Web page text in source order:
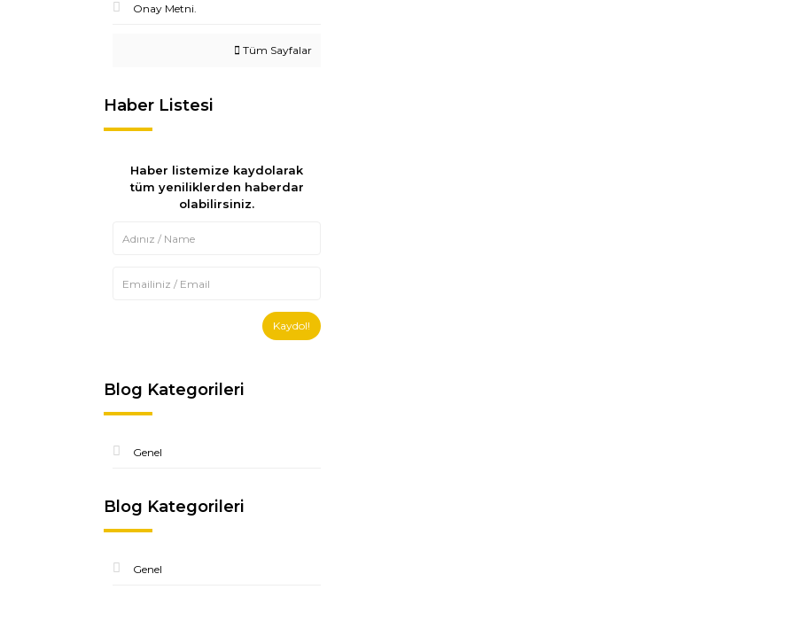
Onay Metni.
Tüm Sayfalar
Haber Listesi
Haber listemize kaydolarak
tüm yeniliklerden haberdar
olabilirsiniz.
Kaydol!
Blog Kategorileri
Genel
Blog Kategorileri
Genel